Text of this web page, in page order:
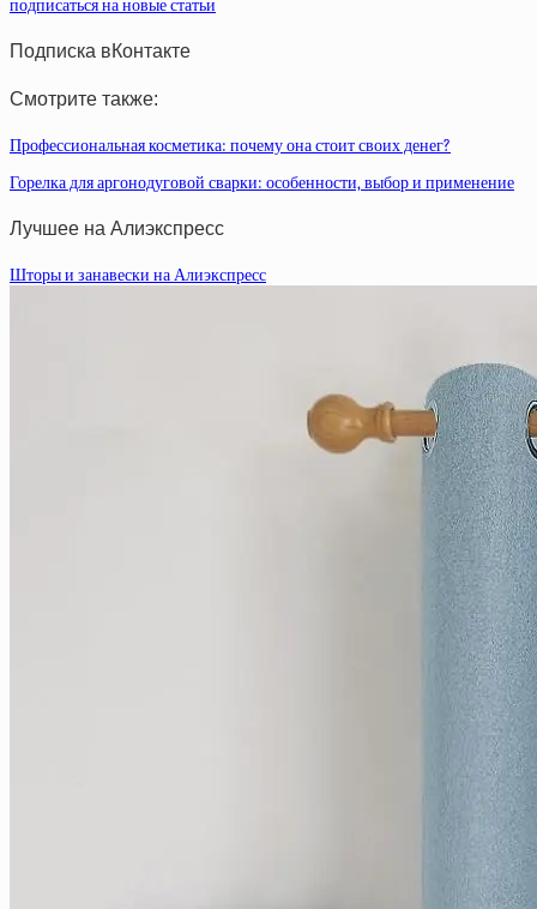
подписаться на новые статьи
Подписка вКонтакте
Смотрите также:
Профессиональная косметика: почему она стоит своих денег?
Горелка для аргонодуговой сварки: особенности, выбор и применение
Лучшее на Алиэкспресс
Шторы и занавески на Алиэкспресс